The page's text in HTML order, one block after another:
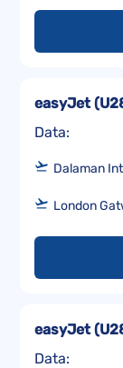
Data:
easyJet(
Dalaman
London
Data:
easyJet(